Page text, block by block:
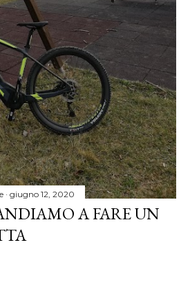
giugno 12, 2020
A FARE UN